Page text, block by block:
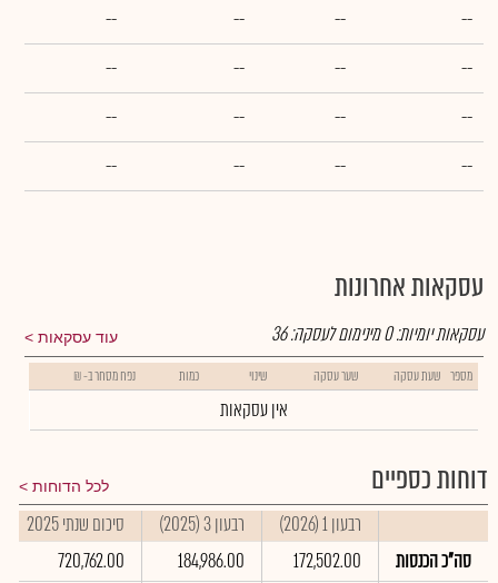
--
--
--
--
--
--
--
--
--
--
--
--
--
--
--
--
עסקאות אחרונות
עוד עסקאות עסקאות יומיות:0מינימום לעסקה:36
מספר שעת עסקה שער עסקה שינוי כמות נפח מסחר ב- ₪
אין עסקאות
דוחות כספיים לכל הדוחות
רבעון 1 (2026) רבעון 3 (2025)
סיכום שנתי 2025
סה"כ הכנסות
172,502.00
184,986.00
720,762.00